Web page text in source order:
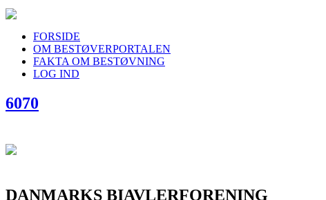
FORSIDE
OM BESTØVERPORTALEN
FAKTA OM BESTØVNING
LOG IND
6070
DANMARKS BIAVLERFORENING